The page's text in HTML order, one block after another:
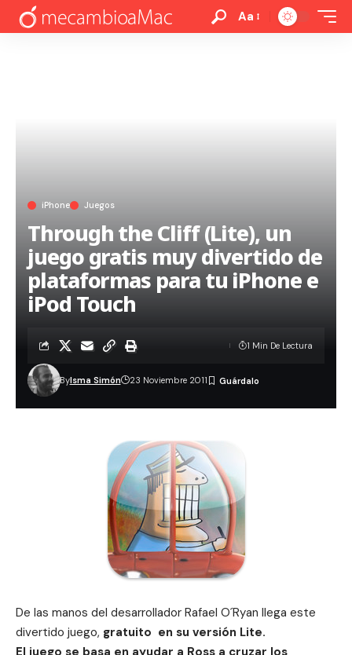
Aa
iPhone Juegos
Through the Cliff (Lite), un
juego gratis muy divertido de
plataformas para tu iPhone e
iPod Touch
ByIsma Simón 23 Noviembre 2011
1 Min De Lectura
De las manos del desarrollador Rafael O´Ryan llega este
divertido juego, gratuito en su versión Lite.
El juego se basa en ayudar a Ross a cruzar los